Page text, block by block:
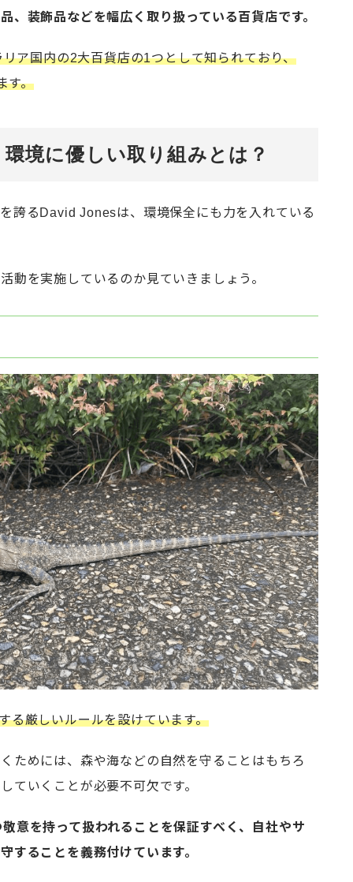
、装飾品などを幅広く取り扱っている百貨店です。
ア国内の2大百貨店の1つとして知られており、
す。
境に優しい取り組みとは？
誇るDavid Jonesは、環境保全にも力を入れている
動を実施しているのか見ていきましょう。
る厳しいルールを設けています。
ためには、森や海などの自然を守ることはもちろ
ていくことが必要不可欠です。
意を持って扱われることを保証すべく、自社やサ
することを義務付けています。